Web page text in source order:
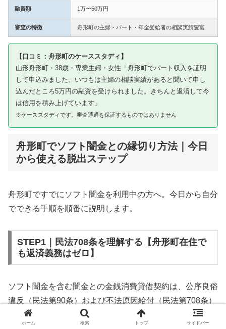
融資額 1万〜50万円
審査の特徴 舟形町の主婦・パート・年金受給者の相談実績豊富
【口コミ：舟形町のケーススタディ】
山形舟形町・38歳・専業主婦・女性「舟形町でパート収入を証明
して申込みました。いつもは主婦の相談実績があると聞いて申し
込んだところ5万円の融資を受けられました。きちんと返済して今
は信用を積み上げています」
※ケーススタディです。審査通過を保証するものではありません
舟形町でソフト闇金との縁切り方法｜今日
から使える脱出ステップ
舟形町ですでにソフト闇金を利用中の方へ。今日から自分
でできる手順を順番に説明します。
STEP1｜民法708条を理解する【舟形町在住で
も返済義務はゼロ】
ソフト闇金を含む闇金との金銭消費貸借契約は、公序良俗
違反（民法第90条）および不法原因給付（民法第708条）
に該当するため、法的には無効です。舟形町在住であって
ホーム 検索 トップ サイドバー